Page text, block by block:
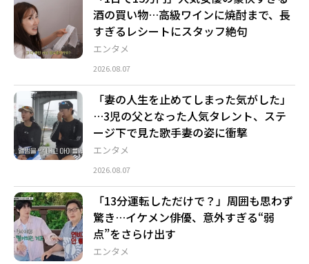
エンタメ
酒の買い物…高級ワインに焼酎まで、長
すぎるレシートにスタッフ絶句
2026.08.07
エンタメ
「妻の人生を止めてしまった気がした」
…3児の父となった人気タレント、ステ
ージ下で見た歌手妻の姿に衝撃
2026.08.07
エンタメ
「13分運転しただけで？」周囲も思わず
驚き…イケメン俳優、意外すぎる“弱
点”をさらけ出す